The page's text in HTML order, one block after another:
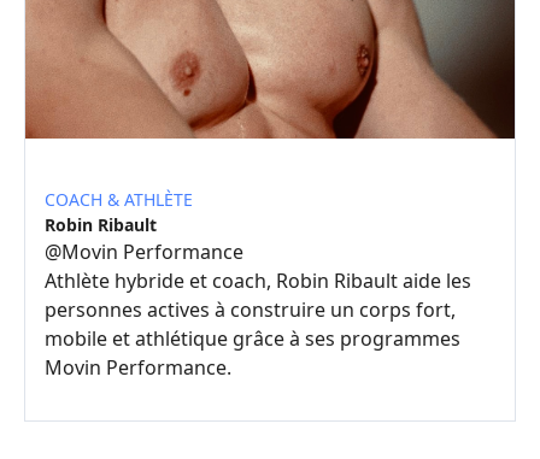
COACH & ATHLÈTE
Robin Ribault
@Movin Performance
Athlète hybride et coach, Robin Ribault aide les
personnes actives à construire un corps fort,
mobile et athlétique grâce à ses programmes
Movin Performance.